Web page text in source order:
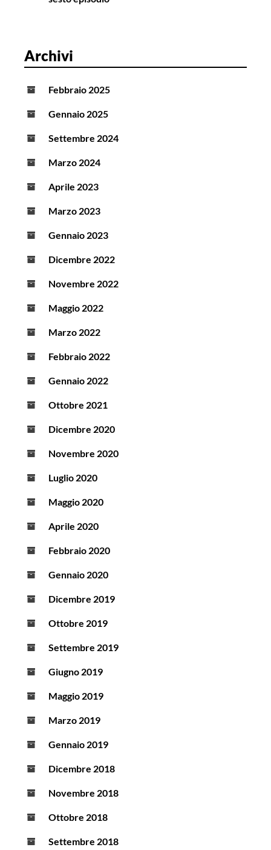
Archivi
Febbraio 2025
Gennaio 2025
Settembre 2024
Marzo 2024
Aprile 2023
Marzo 2023
Gennaio 2023
Dicembre 2022
Novembre 2022
Maggio 2022
Marzo 2022
Febbraio 2022
Gennaio 2022
Ottobre 2021
Dicembre 2020
Novembre 2020
Luglio 2020
Maggio 2020
Aprile 2020
Febbraio 2020
Gennaio 2020
Dicembre 2019
Ottobre 2019
Settembre 2019
Giugno 2019
Maggio 2019
Marzo 2019
Gennaio 2019
Dicembre 2018
Novembre 2018
Ottobre 2018
Settembre 2018